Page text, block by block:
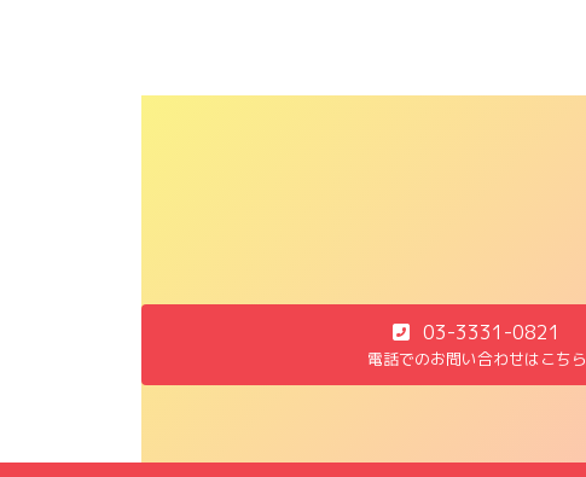
03-3331-0821
電話でのお問い合わせはこちら